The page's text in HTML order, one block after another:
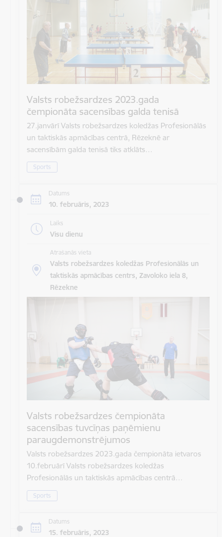
Valsts robežsardzes 2023.gada
čempionāta sacensības galda tenisā
27.janvārī Valsts robežsardzes koledžas Profesionālās
un taktiskās apmācības centrā, Rēzeknē ar
sacensībām galda tenisā tiks atklāts…
Sports
Datums
10. februāris, 2023
Laiks
Visu dienu
Atrašanās vieta
Valsts robežsardzes koledžas Profesionālās un
taktiskās apmācības centrs, Zavoloko iela 8,
Rēzekne
Valsts robežsardzes čempionāta
sacensības tuvcīņas paņēmienu
paraugdemonstrējumos
Valsts robežsardzes 2023.gada čempionāta ietvaros
10.februārī Valsts robežsardzes koledžas
Profesionālās un taktiskās apmācības centrā…
Sports
Datums
15. februāris, 2023